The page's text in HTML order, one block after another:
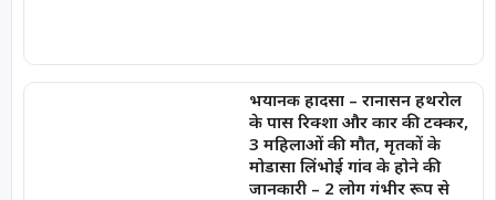
भयानक हादसा – रानासन हथरोल
के पास रिक्शा और कार की टक्कर,
3 महिलाओं की मौत, मृतकों के
मोडासा लिंभोई गांव के होने की
जानकारी – 2 लोग गंभीर रूप से